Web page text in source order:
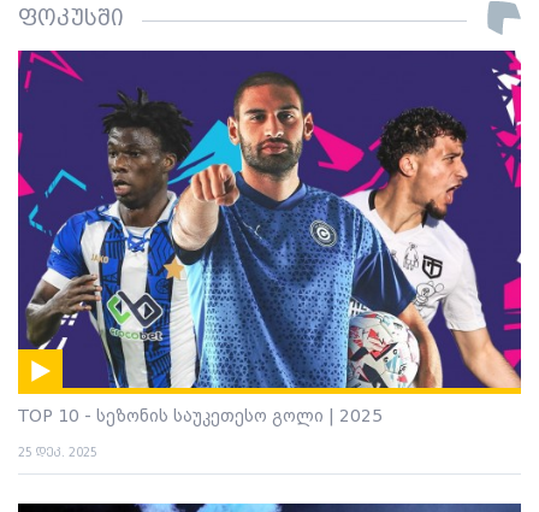
ფოკუსში
TOP 10 - სეზონის საუკეთესო გოლი | 2025
25 დეკ. 2025